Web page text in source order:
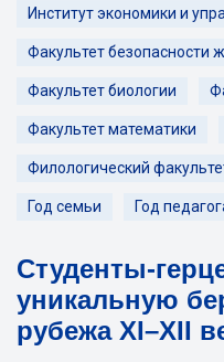
Институт экономики и
Факультет безопасности
Факультет биологии
Факультет математики
Филологический
Год семьи Год
Студенты-
уникальную
рубежа XI–XII